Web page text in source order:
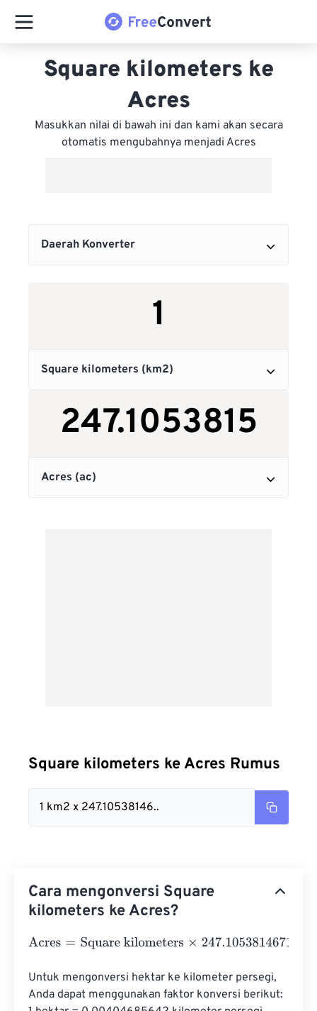
Square kilometers ke
Acres
Masukkan nilai di bawah ini dan kami akan secara
otomatis mengubahnya menjadi Acres
Square kilometers ke Acres Rumus
1 km2 x 247.10538146..
Cara mengonversi Square
kilometers ke Acres?
Acres= Square kilometers×247.10538146717
Untuk mengonversi hektar ke kilometer persegi,
Anda dapat menggunakan faktor konversi berikut: